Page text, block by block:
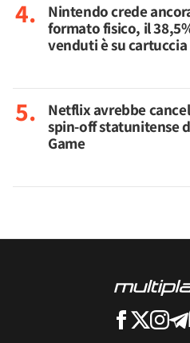
Nintendo crede
formato fisico, il
venduti è su cartuccia
Netflix avrebbe
spin-off statunitense
Game